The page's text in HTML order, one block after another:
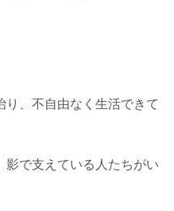
、不自由なく生活できて
影で支えている人たちがい